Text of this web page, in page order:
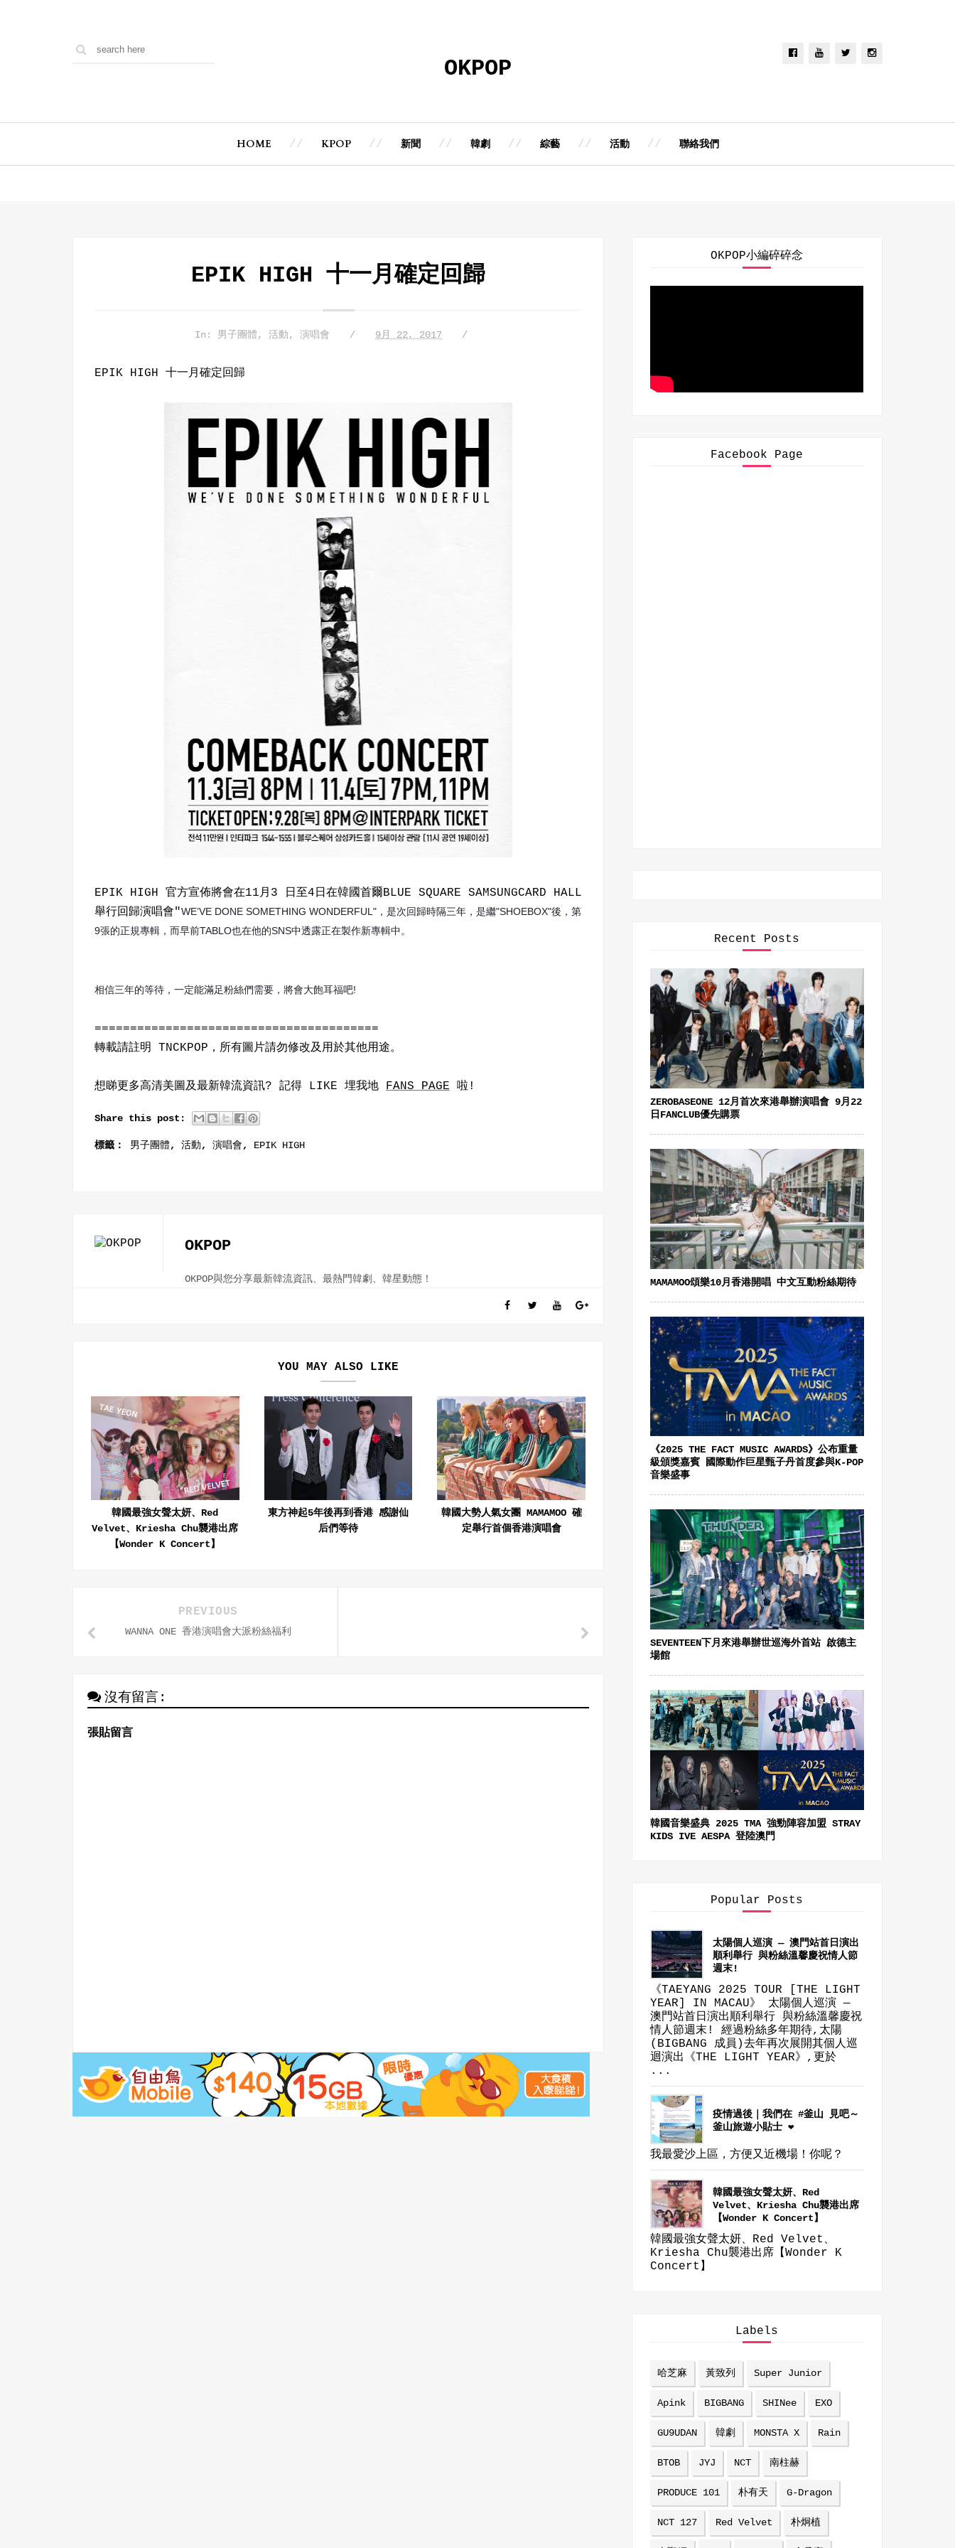
OKPOP
HOME KPOP 新聞 韓劇 綜藝 活動 聯絡我們
EPIK HIGH 十一月確定回歸
In: 男子團體, 活動, 演唱會 9月 22, 2017
EPIK HIGH 十一月確定回歸
EPIK HIGH 官方宣佈將會在11月3 日至4日在韓國首爾BLUE SQUARE SAMSUNGCARD HALL
舉行回歸演唱會"WE’VE DONE SOMETHING WONDERFUL"，是次回歸時隔三年，是繼"SHOEBOX"後，第
9張的正規專輯，而早前TABLO也在他的SNS中透露正在製作新專輯中。
相信三年的等待，一定能滿足粉絲們需要，將會大飽耳福吧!
========================================
轉載請註明 TNCKPOP，所有圖片請勿修改及用於其他用途。
想睇更多高清美圖及最新韓流資訊? 記得 LIKE 埋我地 FANS PAGE 啦!
Share this post:
標籤： 男子團體, 活動, 演唱會, EPIK HIGH
OKPOP
OKPOP與您分享最新韓流資訊、最熱門韓劇、韓星動態！
YOU MAY ALSO LIKE
韓國最強女聲太妍、Red
Velvet、Kriesha Chu襲港出席
【Wonder K Concert】
東方神起5年後再到香港 感謝仙
后們等待
韓國大勢人氣女團 MAMAMOO 確
定舉行首個香港演唱會
PREVIOUS
WANNA ONE 香港演唱會大派粉絲福利
沒有留言:
張貼留言
OKPOP小編碎碎念
Facebook Page
Recent Posts
ZEROBASEONE 12月首次來港舉辦演唱會 9月22
日FANCLUB優先購票
MAMAMOO頌樂10月香港開唱 中文互動粉絲期待
《2025 THE FACT MUSIC AWARDS》公布重量
級頒獎嘉賓 國際動作巨星甄子丹首度參與K-POP
音樂盛事
SEVENTEEN下月來港舉辦世巡海外首站 啟德主
場館
韓國音樂盛典 2025 TMA 強勁陣容加盟 STRAY
KIDS IVE AESPA 登陸澳門
Popular Posts
太陽個人巡演 — 澳門站首日演出
順利舉行 與粉絲溫馨慶祝情人節
週末!
《TAEYANG 2025 TOUR [THE LIGHT
YEAR] IN MACAU》 太陽個人巡演 —
澳門站首日演出順利舉行 與粉絲溫馨慶祝
情人節週末! 經過粉絲多年期待,太陽
(BIGBANG 成員)去年再次展開其個人巡
迴演出《THE LIGHT YEAR》,更於
...
疫情過後｜我們在 #釜山 見吧～
釜山旅遊小貼士 ❤
我最愛沙上區，方便又近機場！你呢？
韓國最強女聲太妍、Red
Velvet、Kriesha Chu襲港出席
【Wonder K Concert】
韓國最強女聲太妍、Red Velvet、
Kriesha Chu襲港出席【Wonder K
Concert】
Labels
哈芝麻 黃致列 Super Junior
Apink BIGBANG SHINee EXO
GU9UDAN 韓劇 MONSTA X Rain
BTOB JYJ NCT 南柱赫
PRODUCE 101 朴有天 G-Dragon
NCT 127 Red Velvet 朴炯植